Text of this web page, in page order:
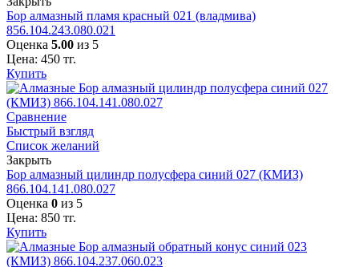
Бор алмазный пламя красный 021 (владмива)
856.104.243.080.021
Оценка 5.00 из 5
Цена: 450 тг.
Купить
Сравнение
Быстрый взгляд
Список желаний
Закрыть
Бор алмазный цилиндр полусфера синий 027 (КМИЗ)
866.104.141.080.027
Оценка 0 из 5
Цена: 850 тг.
Купить